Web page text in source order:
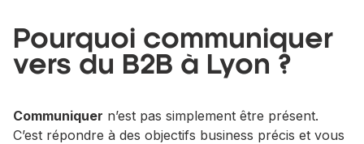
Pourquoi communiquer
vers du B2B à Lyon ?
Communiquer n’est pas simplement être présent.
C’est répondre à des objectifs business précis et vous